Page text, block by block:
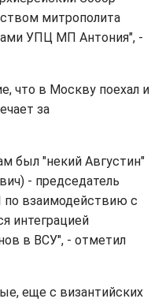
митрополита
УПЦ МП Антония", -
что в Москву поехал и
за
был "некий Августин"
- председатель
взаимодействию с
интеграцией
в ВСУ", - отметил
еще с византийских